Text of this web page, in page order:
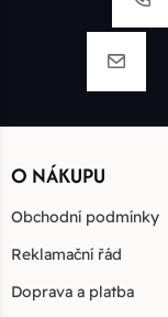
O NÁKUPU
Obchodní podmínky
Reklamační řád
Doprava a platba